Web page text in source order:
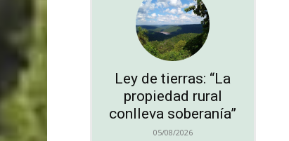
Ley de tierras: “La
propiedad rural
conlleva soberanía”
05/08/2026